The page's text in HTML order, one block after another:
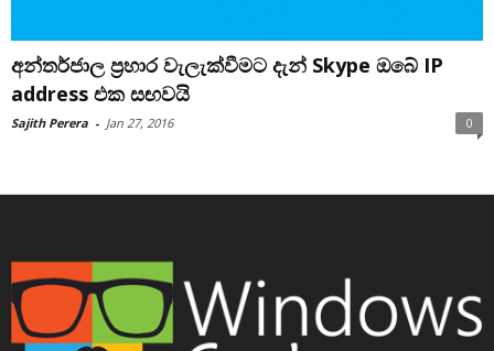
අන්තර්ජාල ප්‍රහාර වැලැක්වීමට දැන් Skype ඔබේ IP
address එක සඟවයි
Sajith Perera - Jan 27, 2016 0